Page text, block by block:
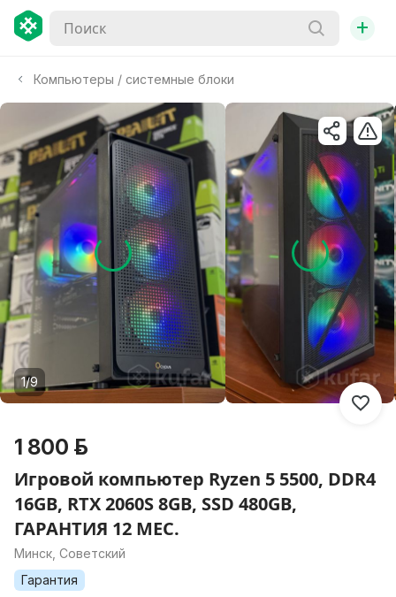
+
Компьютеры / системные блоки
1/9
1 800 р.
Игровой компьютер Ryzen 5 5500, DDR4
16GB, RTX 2060S 8GB, SSD 480GB,
ГАРАНТИЯ 12 МЕС.
Минск, Советский
Гарантия